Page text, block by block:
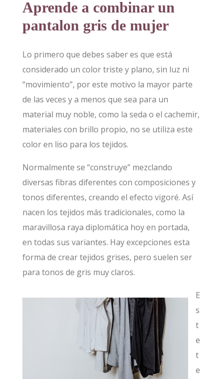
Aprende a combinar un
pantalon gris de mujer
Lo primero que debes saber es que está
considerado un color triste y plano, sin luz ni
“movimiento”, por este motivo la mayor parte
de las veces y a menos que sea para un
material muy noble, como la seda o el cachemir,
materiales con brillo propio, no se utiliza este
color en liso para los tejidos.
Normalmente se “construye” mezclando
diversas fibras diferentes con composiciones y
tonos diferentes, creando el efecto vigoré. Así
nacen los tejidos más tradicionales, como la
maravillosa raya diplomática hoy en portada,
en todas sus variantes. Hay excepciones esta
forma de crear tejidos grises, pero suelen ser
para tonos de gris muy claros.
E
s
t
e
t
e